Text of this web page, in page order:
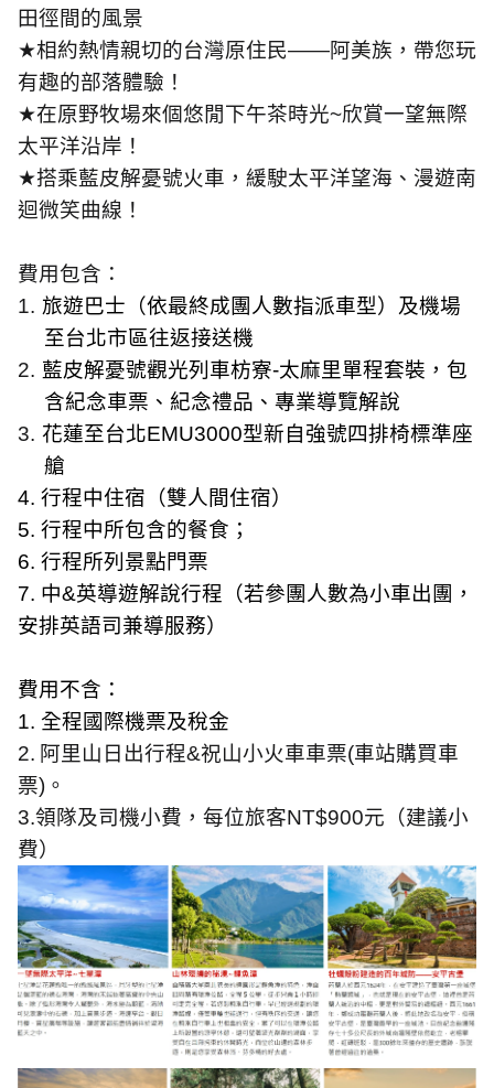
田徑間的風景
★相約熱情親切的台灣原住民——阿美族，帶您玩
有趣的部落體驗！
★在原野牧場來個悠閒下午茶時光~欣賞一望無際
太平洋沿岸！
★搭乘藍皮解憂號火車，緩駛太平洋望海、漫遊南
迴微笑曲線！
費用包含：
1. 旅遊巴士（依最終成團人數指派車型）及機場
至台北市區往返接送機
2. 藍皮解憂號觀光列車枋寮-太麻里單程套裝，包
含紀念車票、紀念禮品、專業導覽解說
3. 花蓮至台北EMU3000型新自強號四排椅標準座
艙
4. 行程中住宿（雙人間住宿）
5. 行程中所包含的餐食；
6. 行程所列景點門票
7. 中&英導遊解說行程（若參團人數為小車出團，
安排英語司兼導服務）
費用不含：
1. 全程國際機票及稅金
2. 阿里山日出行程&祝山小火車車票(車站購買車
票) 。
3.領隊及司機小費，每位旅客NT$900元（建議小
費）